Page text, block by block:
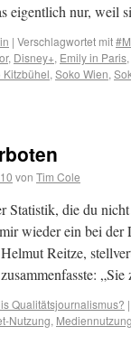
eigentlich nur, weil
| Verschlagwortet mit
, Disney+, Emily in Paris,
Kitzbühel, Soko Wien,
von Tim Cole
Statistik, die du
wieder ein bei
Reitze,
Qualitätsjournalismus? |
Nutzung, Mediennutzung